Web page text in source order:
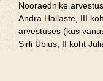
Nooraednike
Andra Hallaste, III
arvestuses (kus
Sirli Übius, II koht